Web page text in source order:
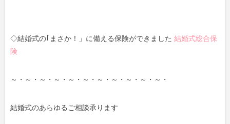
◇結婚式の｢まさか！」に備える保険ができました 結婚式総合保
険
～・～・～・～・～・～・～・～・～・～・～・
結婚式のあらゆるご相談承ります